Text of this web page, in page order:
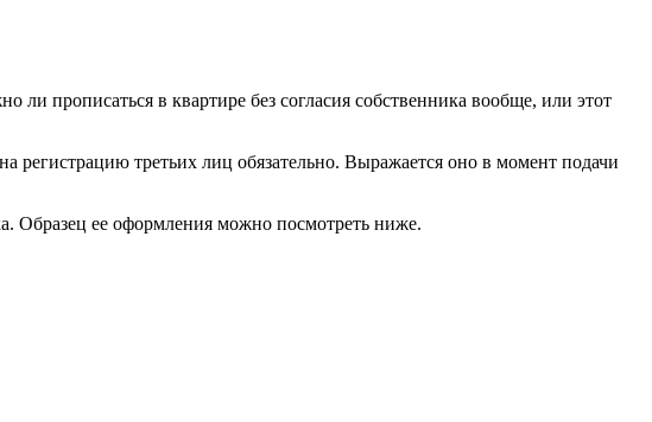
прописаться в квартире без согласия собственника вообще, или этот
регистрацию третьих лиц обязательно. Выражается оно в момент подачи
Образец ее оформления можно посмотреть ниже.